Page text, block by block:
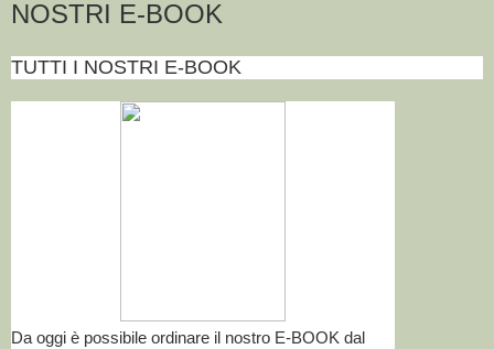
NOSTRI E-BOOK
TUTTI I NOSTRI E-BOOK
Da oggi è possibile ordinare il nostro E-BOOK dal